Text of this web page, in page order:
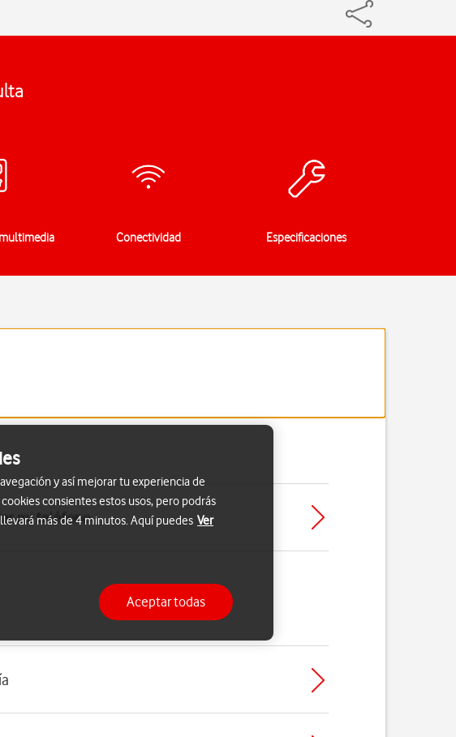
Conectividad Especificaciones
mi teléfono
y así mejorar tu experiencia de
consientes estos usos, pero podrás
más de 4 minutos. Aquí puedes Ver
Aceptar todas